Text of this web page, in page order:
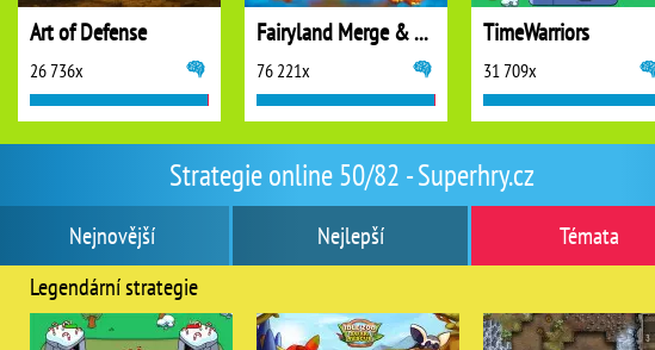
Strategie online 50/82 - Superhry.cz
Nejnovější Nejlepší
Témata
Legendární strategie
Art of Defense
26 736x
Fairyland Merge & Magic
76 221x
TimeWarriors
31 709x